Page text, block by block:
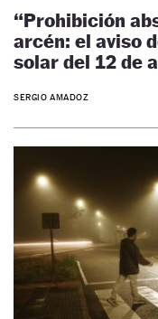
“Prohibición
arcén: el aviso
solar del 12 de
SERGIO AMADOZ